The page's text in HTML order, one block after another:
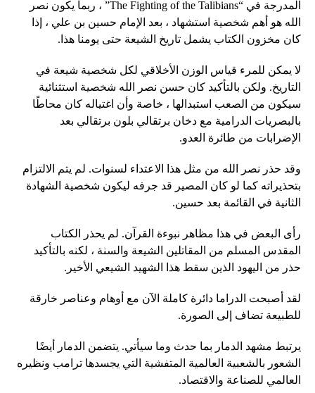
المدرجة في “The Fighting of the Talibians” ، ربما يكون نصر
الله هو أهم شخصية استشهاد ، بعد الإمام حسين بن علي ، إذا
كان مخزون الكتاب يشمل تاريخ الشيعة حتى يومنا هذا.
لا يمكن للمرء قياس الوزن الأخلاقي لكل شخصية شيعة في
التاريخ. ولكن بالتأكيد كان حسن نصر الله شخصية استثنائية
سيكون من الصعب استبدالها ، خاصة وأن اغتياله كان محاطًا
بالبصريات الدرامية مع دخان برتقالي بلون برتقالي بعد
الإضرابات من طائرة العدو.
وقد حذر نصر الله من مثل هذا الاعتداء لسنوات. لم يتم الالتزام
بتحذيراته كما لو كان المصير قد جرفه ليكون شخصية الشهادة
الثانية في القائمة بعد حسين.
رأى البعض في هذا مظاهر نبوءة القرآن. لم يحذر الكتاب
المقدس المسلم من المقاتلين الشيعة والسنة ، لكنه بالتأكيد
حذر من اليهود الذين سقط هذا الشهيد الشيعي الأخير.
لقد أصبحت الدراما دائرة كاملة الآن مع أوهام وعناصر خارقة
للطبيعة تضاف إلى الصورة.
يرتبط مشهد الدمار بما حدث وما سيأتي. يتضمن الدمار أيضًا
الشعور بالشعبية العالمية المتفشية التي يجسدها ترامب ونظيره
العالمي للصناعة والاقتصاد.